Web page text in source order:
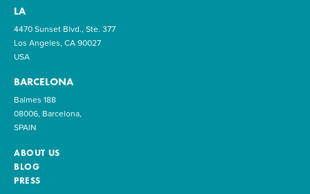
LA
4470 Sunset Blvd., Ste. 377
Los Angeles, CA 90027
USA
BARCELONA
Balmes 188
08006, Barcelona,
SPAIN
ABOUT US
BLOG
PRESS